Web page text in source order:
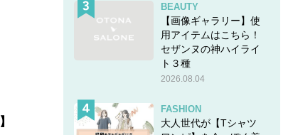
】
BEAUTY
【画像ギャラリー】使
用アイテムはこちら！
セザンヌの神ハイライ
ト３種
2026.08.04
FASHION
大人世代が【Tシャツ